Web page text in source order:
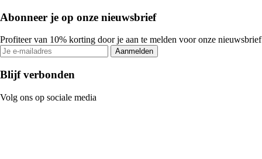
Abonneer je op onze nieuwsbrief
Profiteer van 10% korting door je aan te melden voor onze nieuwsbrief
Aanmelden
Blijf verbonden
Volg ons op sociale media